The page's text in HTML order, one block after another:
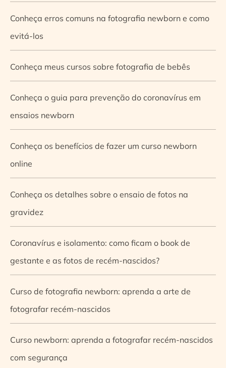
Conheça erros comuns na fotografia newborn e como
evitá-los
Conheça meus cursos sobre fotografia de bebês
Conheça o guia para prevenção do coronavírus em
ensaios newborn
Conheça os benefícios de fazer um curso newborn
online
Conheça os detalhes sobre o ensaio de fotos na
gravidez
Coronavírus e isolamento: como ficam o book de
gestante e as fotos de recém-nascidos?
Curso de fotografia newborn: aprenda a arte de
fotografar recém-nascidos
Curso newborn: aprenda a fotografar recém-nascidos
com segurança